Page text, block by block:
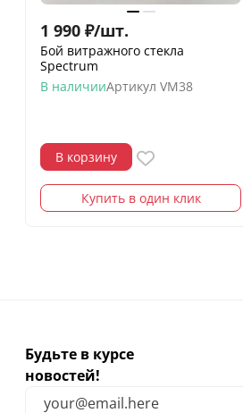
1 990 ₽/шт.
Бой витражного стекла
Spectrum
В наличииАртикул VM38
В корзину
Купить в один клик
Будьте в курсе
новостей!